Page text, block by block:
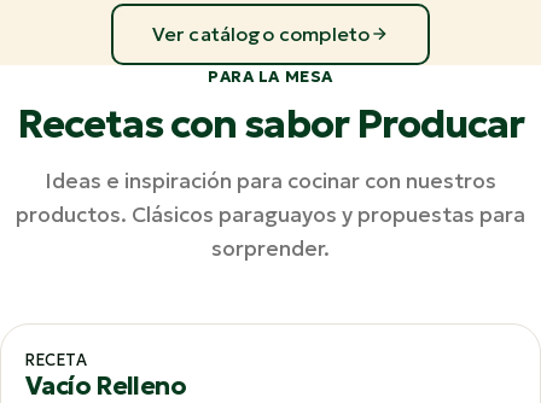
Ver catálogo completo
PARA LA MESA
Recetas con sabor Producar
Ideas e inspiración para cocinar con nuestros
productos. Clásicos paraguayos y propuestas para
sorprender.
RECETA
Vacío Relleno